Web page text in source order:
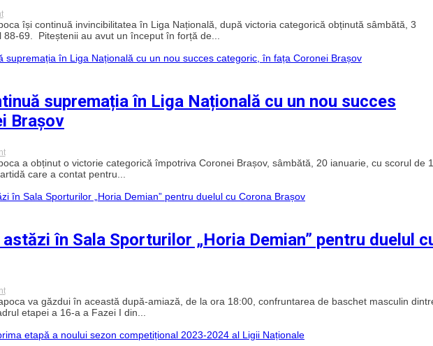
on
U-
BT
Cluj-
a
zecea
victorie
în
campionat
își continuă invincibilitatea în Liga Națională, după victoria categorică obținută sâmbătă, 3
69. Piteștenii au avut un început în forță de...
supremația în Liga Națională cu un nou succes
Brașov
on
U-
BT
Cluj-
își
Liga
Națională
succes
categoric,
în
fața
Brașov
a obținut o victorie categorică împotriva Coronei Brașov, sâmbătă, 20 ianuarie, cu scorul de
care a contat pentru...
în Sala Sporturilor „Horia Demian” pentru duelul
on
U-
BT
Cluj-
revine
va găzdui în această după-amiază, de la ora 18:00, confruntarea de baschet masculin
etapei a 16-a a Fazei I din...